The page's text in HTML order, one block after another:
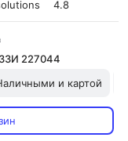
4.8
227044
и картой